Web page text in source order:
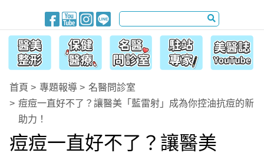
首頁 專題報導
名醫問診室
痘痘一直好不了？讓醫美「藍雷射」成為你控油抗痘的新
助力！
痘痘一直好不了？讓醫美